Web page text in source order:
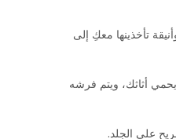
عصرية وأنيقة تأخذينها معكِ إلى
أثاثك، ويتم فرشه
على الجلد.